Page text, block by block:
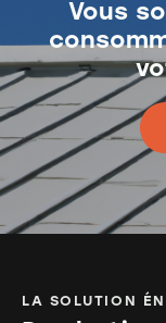
Vous
LA SOLUTION